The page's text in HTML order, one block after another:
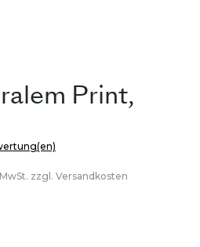
Print,
zzgl. Versandkosten